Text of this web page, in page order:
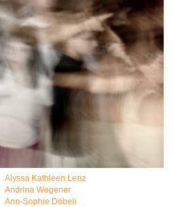
Alyssa Kathleen Lenz
Andrina Wegener
Ann-Sophie Döbeli